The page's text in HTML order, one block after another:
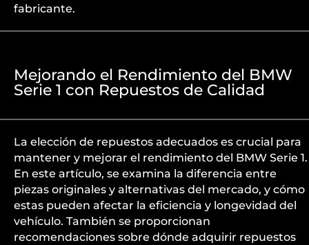
fabricante.
Mejorando el Rendimiento del BMW
Serie 1 con Repuestos de Calidad
La elección de repuestos adecuados es crucial para
mantener y mejorar el rendimiento del BMW Serie 1.
En este artículo, se examina la diferencia entre
piezas originales y alternativas del mercado, y cómo
estas pueden afectar la eficiencia y longevidad del
vehículo. También se proporcionan
recomendaciones sobre dónde adquirir repuestos